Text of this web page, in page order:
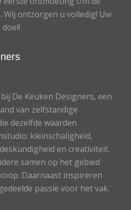
Wij ontzorgen u volledig! Uw
De Keuken Designers, een
van zelfstandige
dezelfde waarden
kleinschaligheid,
en creativiteit.
samen op het gebied
Daarnaast inspireren
passie voor het vak.